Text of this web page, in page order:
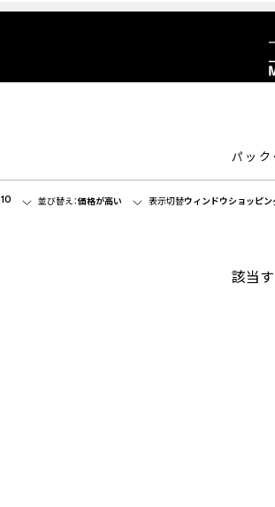
パック
10 並び替え：価格が高い 表示切替ウィンドウショッピン
該当